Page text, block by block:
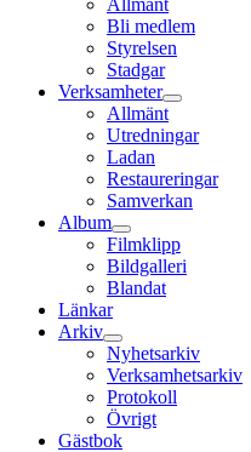
Allmänt
Bli medlem
Styrelsen
Stadgar
Verksamheter
Allmänt
Utredningar
Ladan
Restaureringar
Samverkan
Album
Filmklipp
Bildgalleri
Blandat
Länkar
Arkiv
Nyhetsarkiv
Verksamhetsarkiv
Protokoll
Övrigt
Gästbok